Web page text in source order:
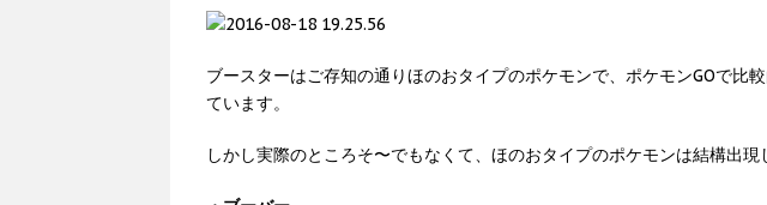
ブースターはご存知の通りほのおタイプのポケモンで、ポケモンGOで比
ています。
しかし実際のところそ〜でもなくて、ほのおタイプのポケモンは結構出現